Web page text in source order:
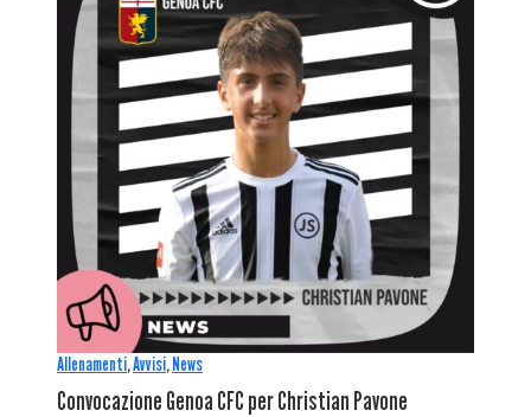
Allenamenti,Avvisi,News
Convocazione Genoa CFC per Christian Pavone